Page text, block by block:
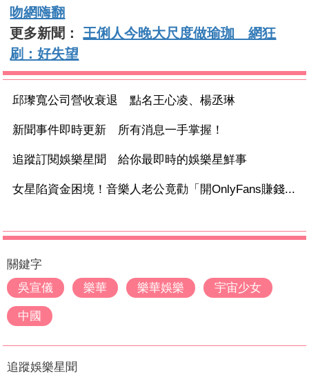
吻網嗨翻
更多新聞： 王俐人今晚大尺度做瑜珈 網狂
刷：好失望
邱瓈寬公司營收衰退 點名王心凌、楊丞琳
新聞事件即時更新 所有消息一手掌握！
追蹤訂閱娛樂星聞 給你最即時的娛樂星鮮事
女星陷資金困境！音樂人老公竟勸「開OnlyFans賺錢...
關鍵字
吳宣儀
樂華 樂華娛樂 宇宙少女
中國
追蹤娛樂星聞